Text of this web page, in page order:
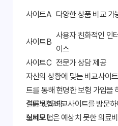
사이트A 다양한 상품 비교 가
사이트B
사용자 친화적인 인
이스
사이트C 전문가 상담 제공
자신의 상황에 맞는 비교사이
트를 통해 현명한 보험 가입을 하시
실비보험 비교사이트를 방문
보세요!
결론 및 요약
실비보험은 예상치 못한 의료